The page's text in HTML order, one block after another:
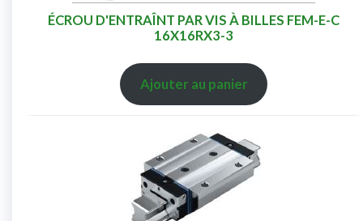
ÉCROU D'ENTRAÎNT PAR VIS À BILLES FEM-E-C
16X16RX3-3
Ajouter au panier